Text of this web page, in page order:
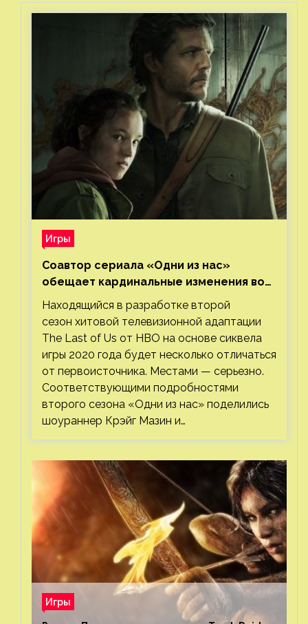
Игры
Соавтор сериала «Одни из нас»
обещает кардинальные изменения во
втором сезоне
Находящийся в разработке второй
сезон хитовой телевизионной адаптации
The Last of Us от HBO на основе сиквела
игры 2020 года будет несколько отличаться
от первоисточника. Местами — серьезно.
Соответствующими подробностями
второго сезона «Одни из нас» поделились
шоураннер Крэйг Мазин и…
Игры